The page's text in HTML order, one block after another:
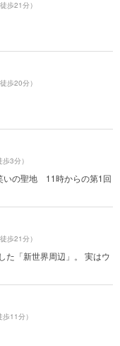
徒歩21分）
徒歩20分）
歩3分）
いの聖地 11時からの第1回
徒歩21分）
た「新世界周辺」。 実はウ
歩11分）